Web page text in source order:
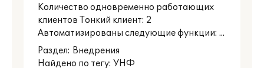
Количество одновременно работающих
клиентов Тонкий клиент: 2
Автоматизированы следующие функции: ...
Раздел: Внедрения
Найдено по тегу: УНФ